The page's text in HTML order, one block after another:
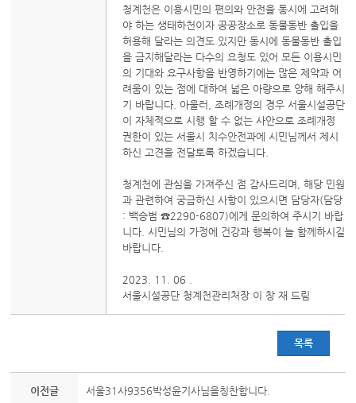
청계천은 이용시민의 편의와 안전을 동시에 고려해
야 하는 생태하천이자 공공장소로 동물동반 출입을
허용해 달라는 의견도 있지만 동시에 동물동반 출입
을 금지해달라는 다수의 요청도 있어 모든 이용시민
의 기대와 요구사항을 반영하기에는 많은 제약과 어
려움이 있는 점에 대하여 넓은 아량으로 양해 해주시
기 바랍니다. 아울러, 조례개정의 경우 서울시설공단
이 자체적으로 시행 할 수 없는 사안으로 조례개정
권한이 있는 서울시 치수안전과에 시민님께서 제시
하신 고견을 전달토록 하겠습니다.
청계천에 관심을 가져주신 점 감사드리며, 해당 민원
과 관련하여 궁금하신 사항이 있으시면 담당자(담당
: 백승범 ☎2290-6807)에게 문의하여 주시기 바랍
니다. 시민님의 가정에 건강과 행복이 늘 함께하시길
바랍니다.
2023. 11. 06 .
서울시설공단 청계천관리처장 이 창 재 드림
목록
이전글 서울31사9356박성윤기사님을칭찬합니다.